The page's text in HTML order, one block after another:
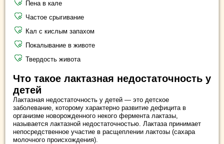
Пена в кале
Частое срыгивание
Кал с кислым запахом
Покалывание в животе
Твердость живота
Что такое лактазная недостаточность у
детей
Лактазная недостаточность у детей — это детское
заболевание, которому характерно развитие дефицита в
организме новорожденного некого фермента лактазы,
называется лактазной недостаточностью. Лактаза принимает
непосредственное участие в расщеплении лактозы (сахара
молочного происхождения).